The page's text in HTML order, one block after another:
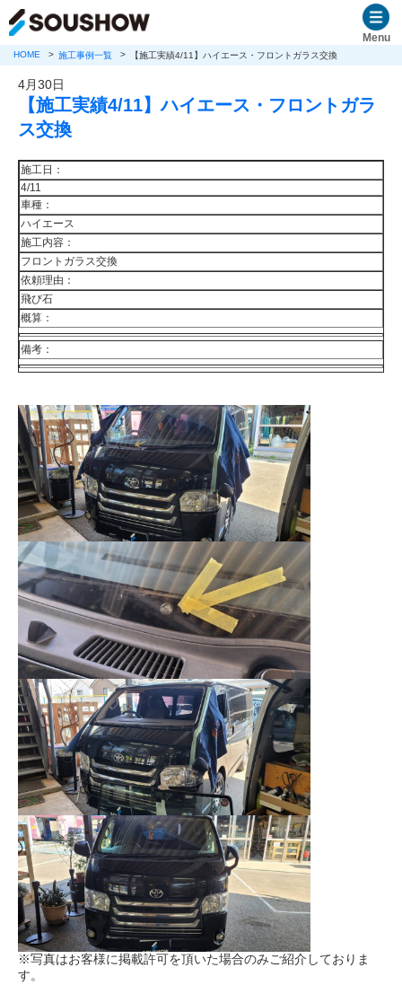
Menu
HOME 施工事例一覧 【施工実績4/11】ハイエース・フロントガラス交換
4月30日
【施工実績4/11】ハイエース・フロントガラ
ス交換
施工日：
4/11
車種：
ハイエース
施工内容：
フロントガラス交換
依頼理由：
飛び石
概算：
備考：
※写真はお客様に掲載許可を頂いた場合のみご紹介しておりま
す。